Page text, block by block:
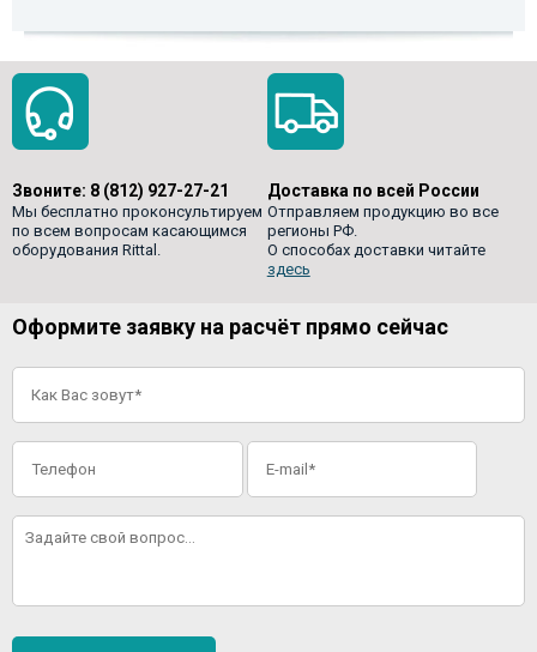
Звоните: 8 (812) 927-27-21
Мы бесплатно проконсультируем
по всем вопросам касающимся
оборудования Rittal.
Доставка по всей России
Отправляем продукцию во все
регионы РФ.
О способах доставки читайте
здесь
Оформите заявку на расчёт прямо сейчас